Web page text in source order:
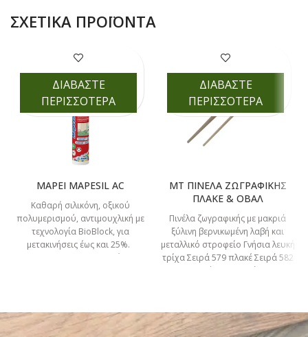
ΣΧΕΤΙΚΆ ΠΡΟΪΌΝΤΑ
MAPEI MAPESIL AC
Καθαρή σιλικόνη, οξικού
πολυμερισμού, αντιμουχλική με
τεχνολογία BioBlock, για
μετακινήσεις έως και 25%.
ΤΕΧΝΙΚΑ ΣΤΟΙΧΕΙΑ Μετακίνηση
ΔΙΑΒΑΣΤΕ
ΠΕΡΙΣΣΟΤΕΡΑ
MT ΠΙΝΕΛΑ ΖΩΓΡΑΦΙΚΗΣ
ΠΛΑΚΕ & ΟΒΑΛ
Πινέλα ζωγραφικής με μακριά
ξύλινη βερνικωμένη λαβή και
μεταλλικό στροφείο Γνήσια λευκή
τρίχα Σειρά 579 πλακέ Σειρά 582
στρόγγυλο (οβάλ)
ΔΙΑΒΑΣΤΕ
ΠΕΡΙΣΣΟΤΕΡΑ